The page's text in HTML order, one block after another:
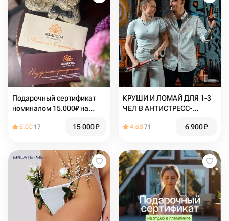
Подарочный сертификат
номиналом 15.000₽ на
5.00 17 15 000₽
КРУШИ И ЛОМАЙ ДЛЯ 1-3
ЧЕЛ В АНТИСТРЕСС-
CRASH ПО ПРОГРАММЕ
4.6371 6 900₽